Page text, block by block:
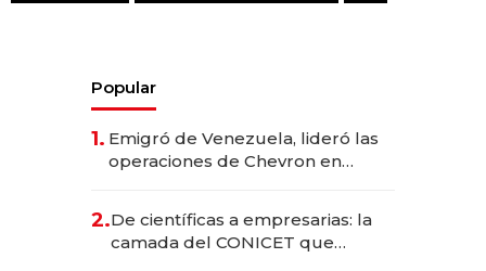
Popular
1. Emigró de Venezuela, lideró las
operaciones de Chevron en
2.De científicas a empresarias: la
camada del CONICET que